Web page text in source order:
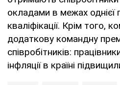
окладами в межах однієї
кваліфікації. Крім того,
додаткову командну
співробітників:
інфляції в країні